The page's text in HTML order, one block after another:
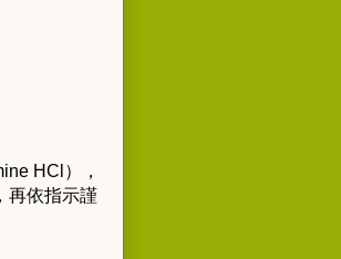
HCl），
再依指示謹